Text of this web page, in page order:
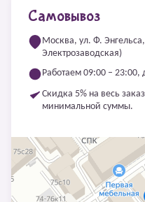
Самовывоз
Москва, ул. Ф.
Электрозаводская)
Работаем 09:00 – 23:00,
Скидка 5% на весь
минимальной суммы.